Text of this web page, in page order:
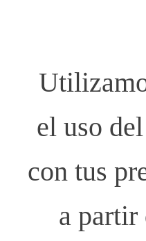
el uso
con tus
a partir